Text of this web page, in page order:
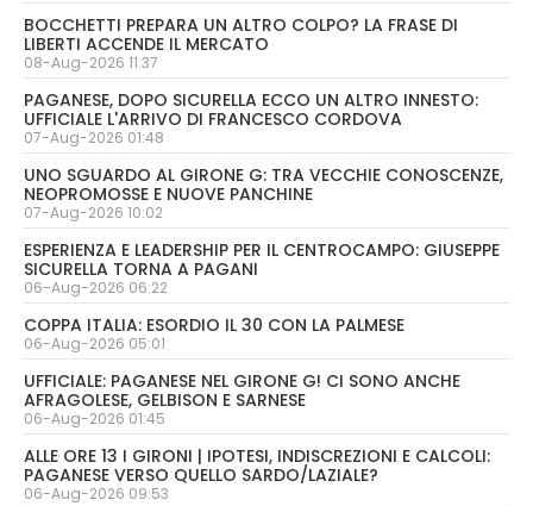
BOCCHETTI PREPARA UN ALTRO COLPO? LA FRASE DI
LIBERTI ACCENDE IL MERCATO
08-Aug-2026 11:37
PAGANESE, DOPO SICURELLA ECCO UN ALTRO INNESTO:
UFFICIALE L'ARRIVO DI FRANCESCO CORDOVA
07-Aug-2026 01:48
UNO SGUARDO AL GIRONE G: TRA VECCHIE CONOSCENZE,
NEOPROMOSSE E NUOVE PANCHINE
07-Aug-2026 10:02
ESPERIENZA E LEADERSHIP PER IL CENTROCAMPO: GIUSEPPE
SICURELLA TORNA A PAGANI
06-Aug-2026 06:22
COPPA ITALIA: ESORDIO IL 30 CON LA PALMESE
06-Aug-2026 05:01
UFFICIALE: PAGANESE NEL GIRONE G! CI SONO ANCHE
AFRAGOLESE, GELBISON E SARNESE
06-Aug-2026 01:45
ALLE ORE 13 I GIRONI | IPOTESI, INDISCREZIONI E CALCOLI:
PAGANESE VERSO QUELLO SARDO/LAZIALE?
06-Aug-2026 09:53